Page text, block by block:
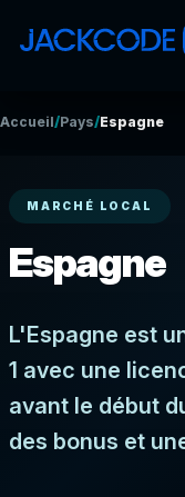
Accueil/Pays/Espagne
MARCHÉ LOCAL
Espagne
L'Espagne est
1 avec une
avant le début
des bonus et